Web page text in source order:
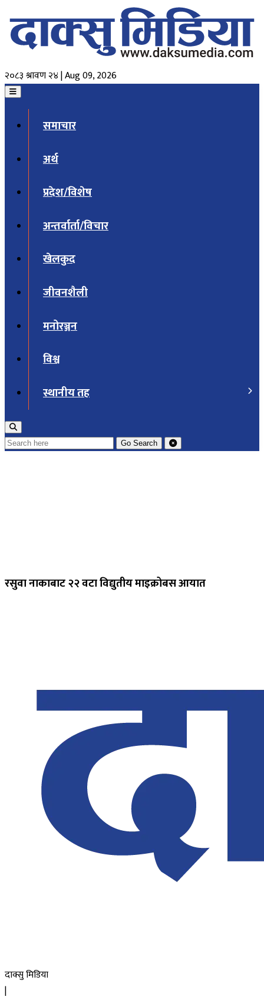
२०८३ श्रावण २४ | Aug 09, 2026
समाचार
अर्थ
प्रदेश/विशेष
अन्तर्वार्ता/विचार
खेलकुद
जीवनशैली
मनोरञ्जन
विश्व
स्थानीय तह
Go Search
रसुवा नाकाबाट २२ वटा विद्युतीय माइक्रोबस आयात
दाक्सु मिडिया
|